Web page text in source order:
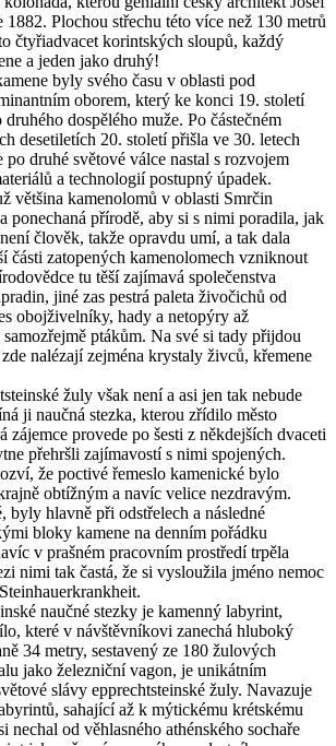
Plochou střechu této více než 130 metrů
čtyřiadvacet korintských sloupů, každý
a jeden jako druhý!
byly svého času v oblasti pod
oborem, který ke konci 19. století
druhého dospělého muže. Po částečném
desetiletích 20. století přišla ve 30. letech
druhé světové válce nastal s rozvojem
a technologií postupný úpadek.
většina kamenolomů v oblasti Smrčin
ponechaná přírodě, aby si s nimi poradila, jak
člověk, takže opravdu umí, a tak dala
části zatopených kamenolomech vzniknout
tu těší zajímavá společenstva
jiné zas pestrá paleta živočichů od
obojživelníky, hady a netopýry až
ptákům. Na své si tady přijdou
nalézají zejména krystaly živců, křemene
žuly však není a asi jen tak nebude
ji naučná stezka, kterou zřídilo město
zájemce provede po šesti z někdejších dvaceti
přehršli zajímavostí s nimi spojených.
že poctivé řemeslo kamenické bylo
obtížným a navíc velice nezdravým.
byly hlavně při odstřelech a následné
bloky kamene na denním pořádku
v prašném pracovním prostředí trpěla
nimi tak častá, že si vysloužila jméno nemoc
naučné stezky je kamenný labyrint,
které v návštěvníkovi zanechá hluboký
34 metry, sestavený ze 180 žulových
jako železniční vagon, je unikátním
slávy epprechtsteinské žuly. Navazuje
sahající až k mýtickému krétskému
od věhlasného athénského sochaře